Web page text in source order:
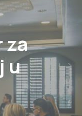
za
u